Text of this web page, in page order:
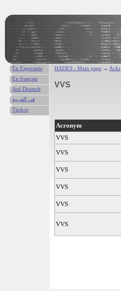
HADES - Main page → Ackr
VVS
Acronym
VVS
VVS
VVS
VVS
VVS
VVS
En Esperanto
En français
Auf Deutsch
في العربية
Türkce